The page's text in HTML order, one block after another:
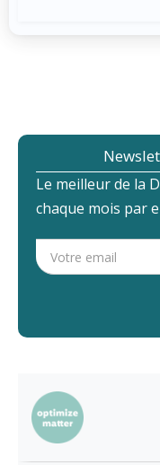
Le meilleur de la
chaque mois par